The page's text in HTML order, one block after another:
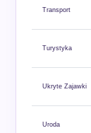
Transport
Turystyka
Ukryte Zajawki
Uroda